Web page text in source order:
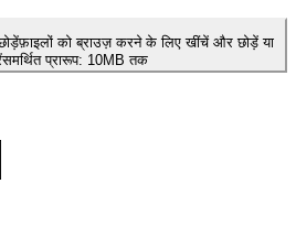
फ़ाइलों को ब्राउज़ करने के लिए खींचें और छोड़ें या
समर्थित प्रारूप: 10MB तक